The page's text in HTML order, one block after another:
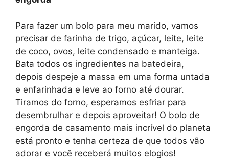
Para fazer um bolo para meu marido, vamos
precisar de farinha de trigo, açúcar, leite, leite
de coco, ovos, leite condensado e manteiga.
Bata todos os ingredientes na batedeira,
depois despeje a massa em uma forma untada
e enfarinhada e leve ao forno até dourar.
Tiramos do forno, esperamos esfriar para
desembrulhar e depois aproveitar! O bolo de
engorda de casamento mais incrível do planeta
está pronto e tenha certeza de que todos vão
adorar e você receberá muitos elogios!